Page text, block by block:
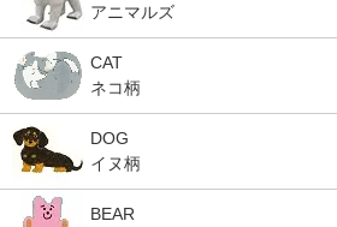
アニマルズ
CAT
ネコ柄
DOG
イヌ柄
BEAR